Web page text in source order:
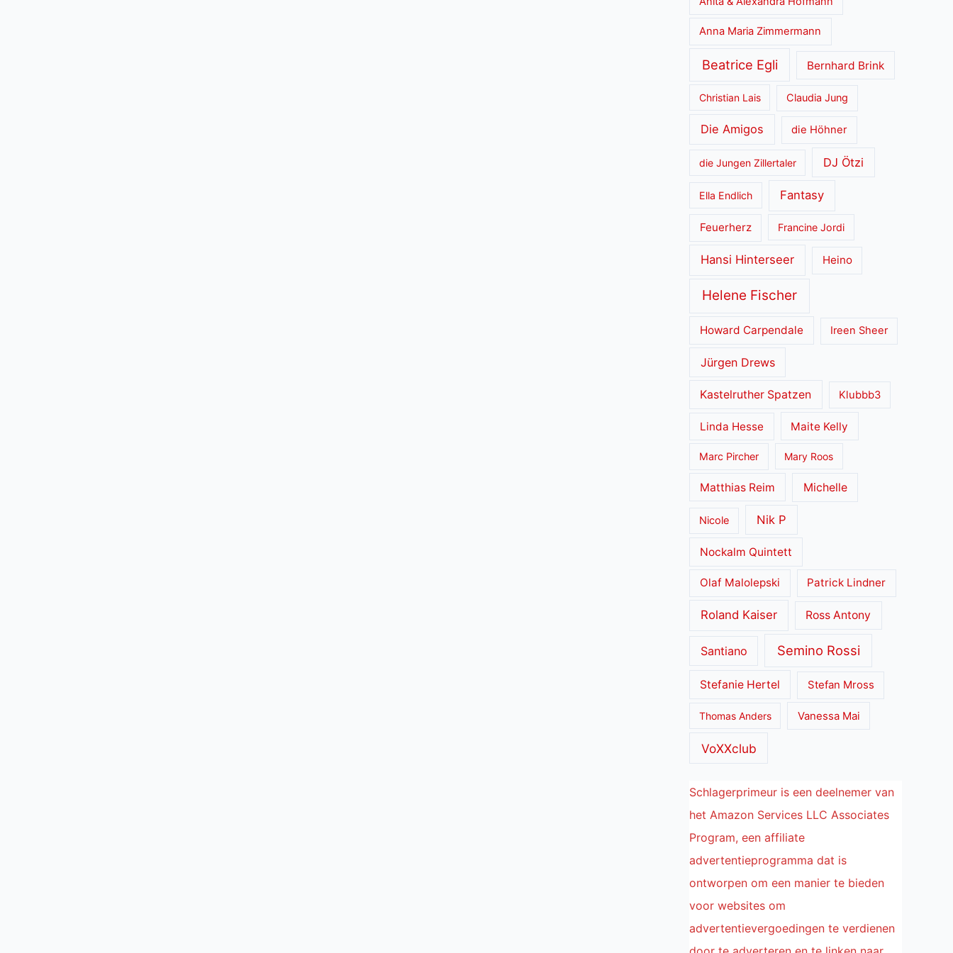
Anna Maria Zimmermann
Beatrice Egli Bernhard Brink
Christian Lais Claudia Jung
Die Amigos die Höhner
die Jungen Zillertaler DJ Ötzi
Ella Endlich Fantasy
Feuerherz Francine Jordi
Hansi Hinterseer Heino
Helene Fischer
Howard Carpendale Ireen Sheer
Jürgen Drews
Kastelruther Spatzen Klubbb3
Linda Hesse Maite Kelly
Marc Pircher Mary Roos
Matthias Reim Michelle
Nicole Nik P
Nockalm Quintett
Olaf Malolepski Patrick Lindner
Roland Kaiser Ross Antony
Santiano Semino Rossi
Stefanie Hertel Stefan Mross
Thomas Anders Vanessa Mai
VoXXclub
Schlagerprimeur is een deelnemer van
het Amazon Services LLC Associates
Program, een affiliate
advertentieprogramma dat is
ontworpen om een manier te bieden
voor websites om
advertentievergoedingen te verdienen